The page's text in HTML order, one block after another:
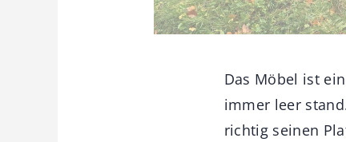
Das Möbel ist
immer leer
richtig seinen